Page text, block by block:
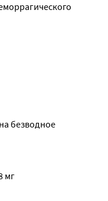
безводное
мг